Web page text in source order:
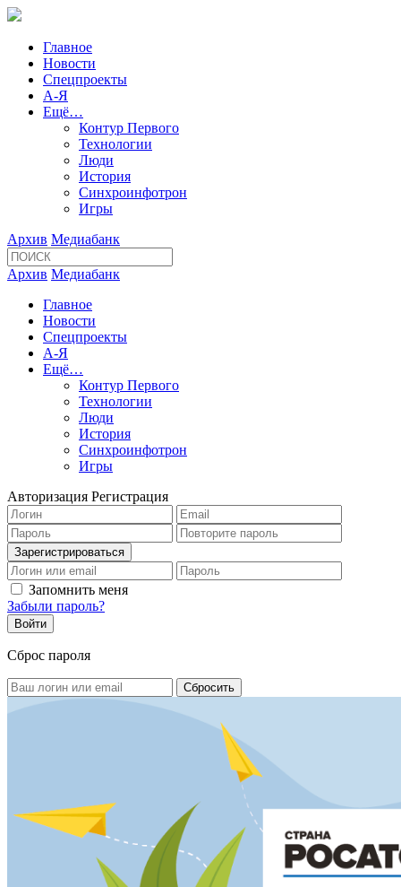
Главное
Новости
Спецпроекты
А-Я
Ещё…
Контур Первого
Технологии
Люди
История
Синхроинфотрон
Игры
Архив Медиабанк
Архив Медиабанк
Главное
Новости
Спецпроекты
А-Я
Ещё…
Контур Первого
Технологии
Люди
История
Синхроинфотрон
Игры
Авторизация Регистрация
Запомнить меня
Забыли пароль?
Сброс пароля